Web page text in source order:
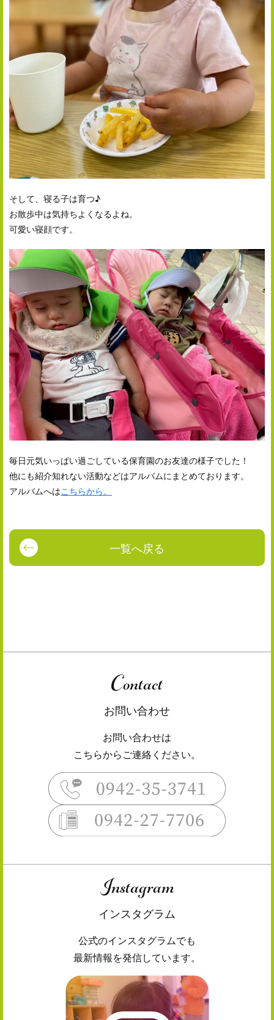
そして、寝る子は育つ♪
お散歩中は気持ちよくなるよね。
可愛い寝顔です。
毎日元気いっぱい過ごしている保育園のお友達の様子でした！
他にも紹介知れない活動などはアルバムにまとめております。
アルバムへはこちらから。
一覧へ戻る
Contact
お問い合わせ
お問い合わせは
こちらからご連絡ください。
Instagram
インスタグラム
公式のインスタグラムでも
最新情報を発信しています。